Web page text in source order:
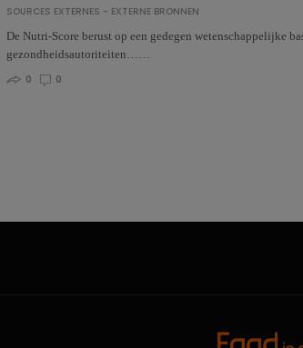
SOURCES EXTERNES - EXTERNE BRONNEN
De Nutri-Score berust op een gedegen wetenschappelijke
gezondheidsautoriteiten……
0
0